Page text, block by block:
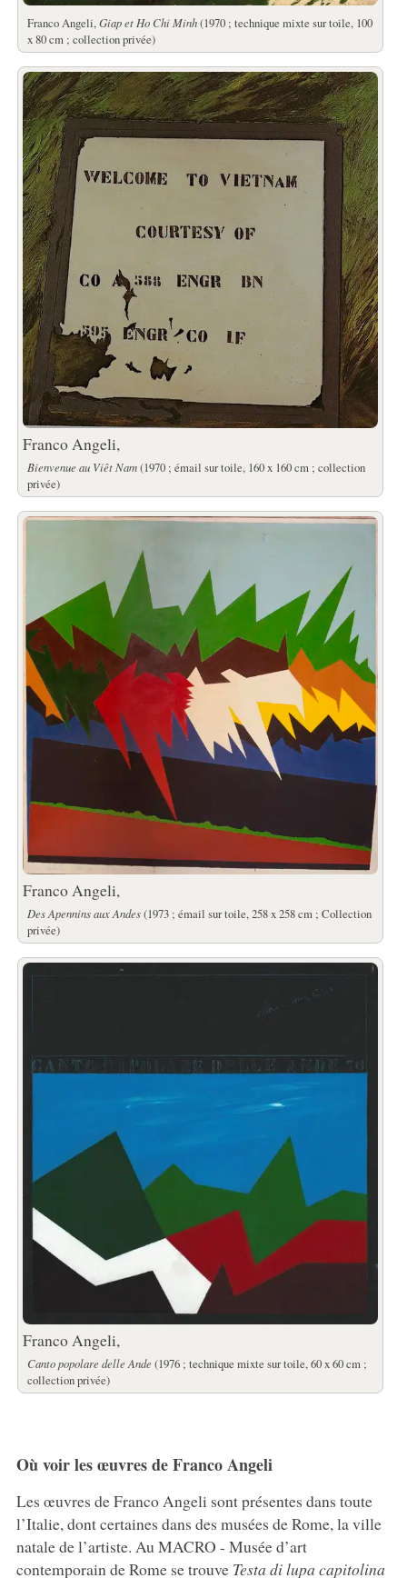
Franco Angeli,Giap et Ho Chi Minh(1970 ; technique mixte sur toile, 100
x 80 cm ; collection privée)
Franco Angeli,
Bienvenue au Viêt Nam(1970 ; émail sur toile, 160 x 160 cm ; collection
privée)
Franco Angeli,
Des Apennins aux Andes(1973 ; émail sur toile, 258 x 258 cm ; Collection
privée)
Franco Angeli,
Canto popolare delle Ande (1976 ; technique mixte sur toile, 60 x 60 cm ;
collection privée)
Où voir les œuvres de Franco Angeli
Les œuvres de Franco Angeli sont présentes dans toute
l’Italie, dont certaines dans des musées de Rome, la ville
natale de l’artiste. Au MACRO - Musée d’art
contemporain de Rome se trouve Testa di lupa capitolina